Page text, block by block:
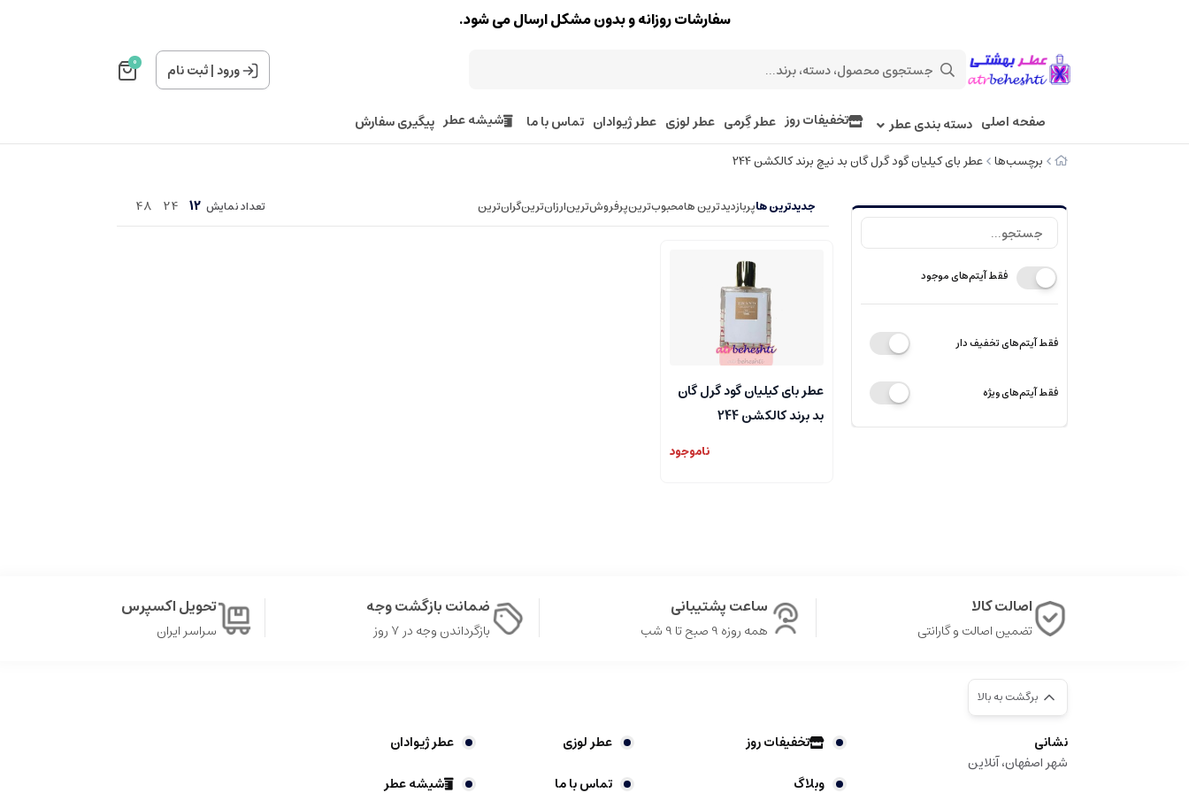
سفارشات روزانه و بدون مشکل ارسال می شود.
ورود|ثبت نام 0
صفحه اصلی دسته بندی عطر تخفیفات روز عطر گِرمی عطر لوزی عطر ژیوادان تماس با ما شیشه عطر پیگیری سفارش
برچسب‌ها عطر بای کیلیان گود گرل گان بد نیچ برند کالکشن 244
فقط آیتم‌های موجود
فقط آیتم‌های تخفیف دار
فقط آیتم‌های ویژه
جدیدترین هاپربازدیدترین هامحبوب‌‌ترینپرفروش‌ترینارزان‌ترینگران‌ترین تعداد نمایش 12
24
48
عطر بای کیلیان گود گرل گان
بد برند کالکشن 244
ناموجود
اصالت کالا
تضمین اصالت و گارانتی
ساعت پشتیبانی
همه روزه 9 صبح تا 9 شب
ضمانت بازگشت وجه
بازگرداندن وجه در ۷ روز
تحویل اکسپرس
سراسر ایران
برگشت به بالا
نشانی
شهر اصفهان، آنلاین
تخفیفات روز عطر لوزی
عطر ژیوادان
وبلاگ
تماس با ما شیشه عطر